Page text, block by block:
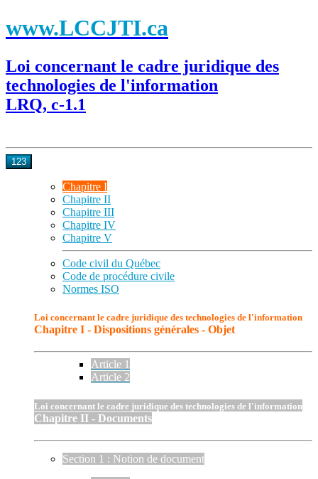
www.LCCJTI.ca
Loi concernant le cadre juridique des
technologies de l'information
LRQ, c-1.1
123
Chapitre I
Chapitre II
Chapitre III
Chapitre IV
Chapitre V
Code civil du Québec
Code de procédure civile
Normes ISO
Loi concernant le cadre juridique des technologies de l'information
Chapitre I - Dispositions générales - Objet
Article 1
Article 2
Loi concernant le cadre juridique des technologies de l'information
Chapitre II - Documents
Section 1 : Notion de document